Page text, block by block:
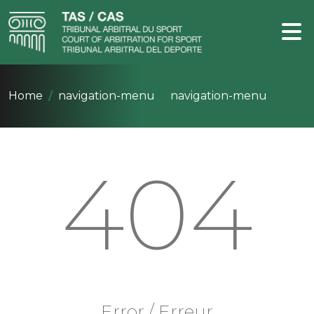
Home navigation-menu navigation-menu
404